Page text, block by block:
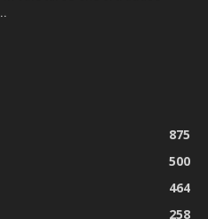
875
500
464
258